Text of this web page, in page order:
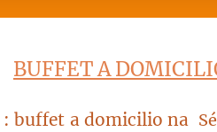
BUFFET A
: buffet a domicilio na